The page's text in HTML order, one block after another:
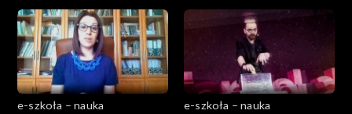
e-szkoła – nauka
e-szkoła – nauka